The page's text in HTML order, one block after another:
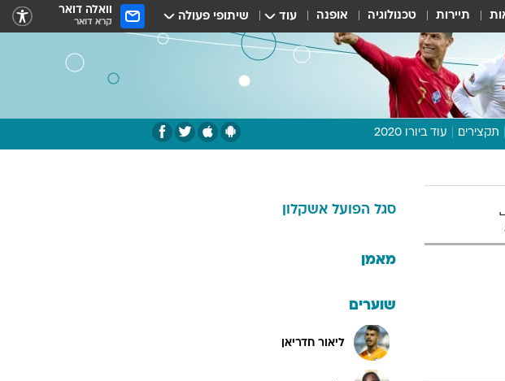
תיירות טכנולוגיה אופנה עוד שיתופי פעולה וואלה דואר
קרא דואר
תקצירים עוד ביורו 2020
תכנית היורו
דעות ופרשנויות
סגל הפועל אשקלון
מאמן
שוערים
ליאור חדריאן